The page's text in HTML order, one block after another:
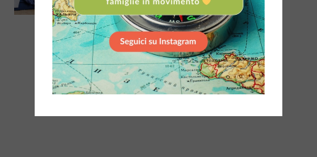
Continua a leggere